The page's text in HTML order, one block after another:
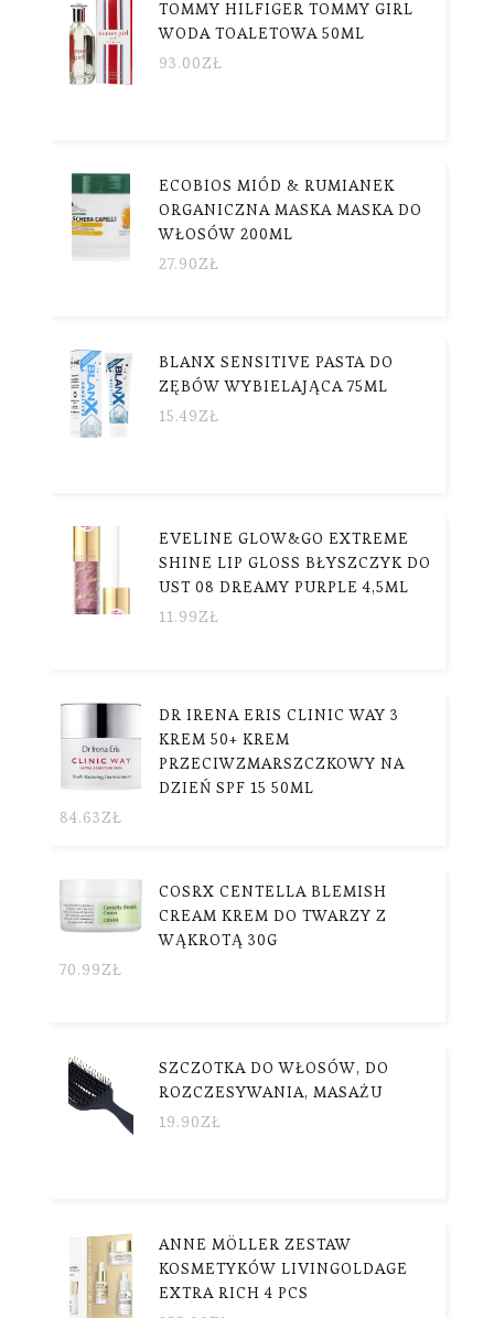
TOMMY HILFIGER TOMMY GIRL
WODA TOALETOWA 50ML
93.00ZŁ
ECOBIOS MIÓD & RUMIANEK
ORGANICZNA MASKA MASKA DO
WŁOSÓW 200ML
27.90ZŁ
BLANX SENSITIVE PASTA DO
ZĘBÓW WYBIELAJĄCA 75ML
15.49ZŁ
EVELINE GLOW&GO EXTREME
SHINE LIP GLOSS BŁYSZCZYK DO
UST 08 DREAMY PURPLE 4,5ML
11.99ZŁ
DR IRENA ERIS CLINIC WAY 3
KREM 50+ KREM
PRZECIWZMARSZCZKOWY NA
DZIEŃ SPF 15 50ML
84.63ZŁ
COSRX CENTELLA BLEMISH
CREAM KREM DO TWARZY Z
WĄKROTĄ 30G
70.99ZŁ
SZCZOTKA DO WŁOSÓW, DO
ROZCZESYWANIA, MASAŻU
19.90ZŁ
ANNE MÖLLER ZESTAW
KOSMETYKÓW LIVINGOLDAGE
EXTRA RICH 4 PCS